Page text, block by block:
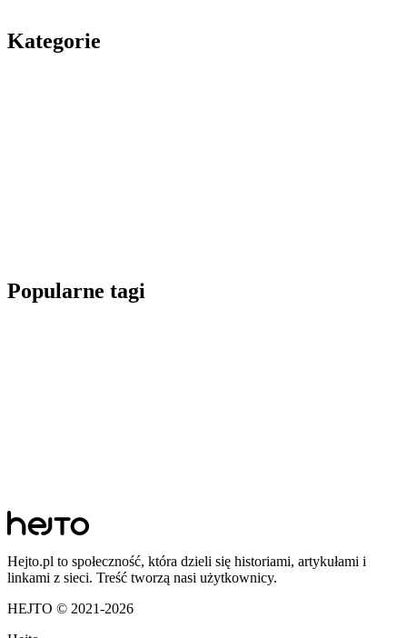
Kategorie
Popularne tagi
Hejto.pl to społeczność, która dzieli się historiami, artykułami i
linkami z sieci. Treść tworzą nasi użytkownicy.
HEJTO © 2021-2026